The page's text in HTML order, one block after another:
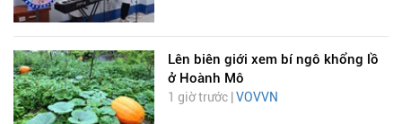
Lên biên giới xem bí ngô khổng lồ
ở Hoành Mô
1 giờ trước | VOVVN